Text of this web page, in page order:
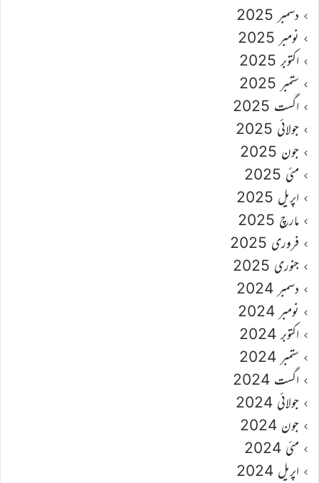
دسمبر 2025
نومبر 2025
اکتوبر 2025
ستمبر 2025
اگست 2025
جولائی 2025
جون 2025
مئی 2025
اپریل 2025
مارچ 2025
فروری 2025
جنوری 2025
دسمبر 2024
نومبر 2024
اکتوبر 2024
ستمبر 2024
اگست 2024
جولائی 2024
جون 2024
مئی 2024
اپریل 2024